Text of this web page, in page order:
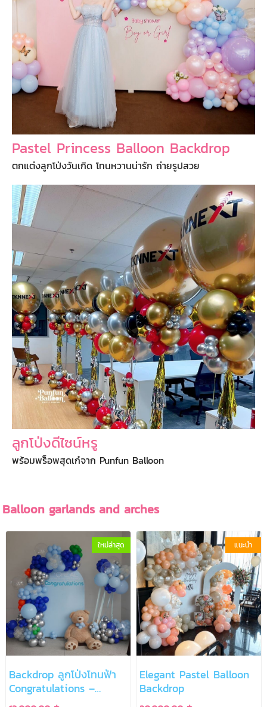
Pastel Princess Balloon Backdrop
ตกแต่งลูกโป่งวันเกิด โทนหวานน่ารัก ถ่ายรูปสวย
ลูกโป่งดีไซน์หรู
พร้อมพร็อพสุดเก๋จาก Punfun Balloon
Balloon garlands and arches
ใหม่ล่าสุด
Backdrop ลูกโป่งโทนฟ้า
Congratulations –
Sweet Baby Blue
แนะนำ
Elegant Pastel Balloon
Backdrop